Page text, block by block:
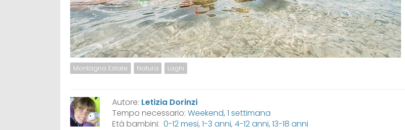
Montagna Estate Natura Laghi
Autore: Letizia Dorinzi
Tempo necessario: Weekend, 1 settimana
Età bambini: 0-12 mesi, 1-3 anni, 4-12 anni, 13-18 anni